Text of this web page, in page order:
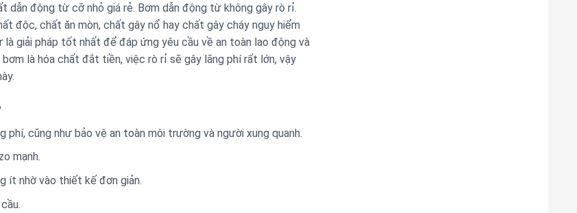
dẫn động từ cỡ nhỏ giá rẻ. Bơm dẫn động từ không gây rò rỉ.
độc, chất ăn mòn, chất gây nổ hay chất gây cháy nguy hiểm
giải pháp tốt nhất để đáp ứng yêu cầu về an toàn lao động và
là hóa chất đắt tiền, việc rò rỉ sẽ gây lãng phí rất lớn, vậy
cũng như bảo vệ an toàn môi trường và người xung quanh.
mạnh.
ít nhờ vào thiết kế đơn giản.